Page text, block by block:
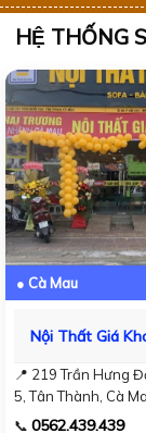
HỆ THỐNG
● Cà Mau
Nội Thất Giá
📍 219 Trần Hưng
5, Tân Thành, Cà
📞 0562.439.439